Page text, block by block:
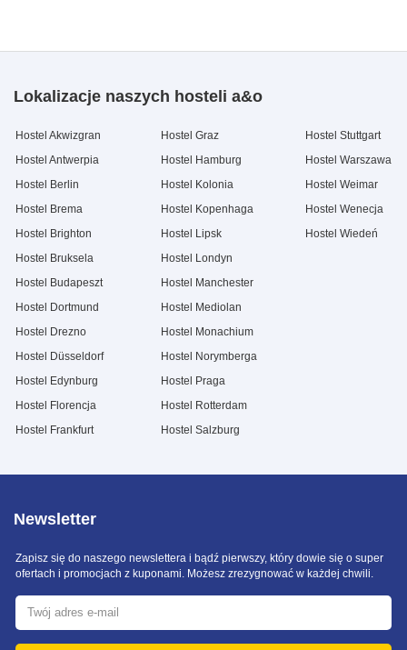
Lokalizacje naszych hosteli a&o
Hostel Akwizgran
Hostel Antwerpia
Hostel Berlin
Hostel Brema
Hostel Brighton
Hostel Bruksela
Hostel Budapeszt
Hostel Dortmund
Hostel Drezno
Hostel Düsseldorf
Hostel Edynburg
Hostel Florencja
Hostel Frankfurt
Hostel Graz
Hostel Hamburg
Hostel Kolonia
Hostel Kopenhaga
Hostel Lipsk
Hostel Londyn
Hostel Manchester
Hostel Mediolan
Hostel Monachium
Hostel Norymberga
Hostel Praga
Hostel Rotterdam
Hostel Salzburg
Hostel Stuttgart
Hostel Warszawa
Hostel Weimar
Hostel Wenecja
Hostel Wiedeń
Newsletter
Zapisz się do naszego newslettera i bądź pierwszy, który dowie się o super
ofertach i promocjach z kuponami. Możesz zrezygnować w każdej chwili.